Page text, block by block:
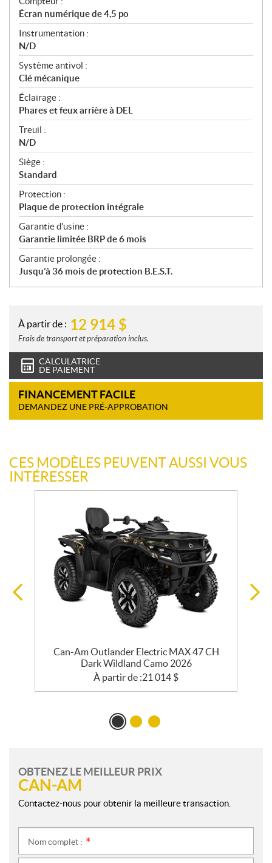
Écran numérique de 4,5 po
Instrumentation :
N/D
Système antivol :
Clé mécanique
Éclairage :
Phares et feux arrière à DEL
Treuil :
N/D
Siège :
Standard
Protection :
Plaque de protection intégrale
Garantie d'usine :
Garantie limitée BRP de 6 mois
Garantie prolongée :
Jusqu’à 36 mois de protection B.E.S.T.
À partir de : 12 914 $
Frais de transport et préparation inclus.
CALCULATRICE
DE PAIEMENT
FINANCEMENT FACILE
DEMANDEZ UNE PRÉ-APPROBATION
CES MODÈLES PEUVENT AUSSI VOUS
INTÉRESSER
Can-Am Outlander Electric MAX 47 CH
Dark Wildland Camo 2026
À partir de :21 014 $
OBTENEZ LE MEILLEUR PRIX
CAN-AM
Contactez-nous pour obtenir la meilleure transaction.
Nom complet :